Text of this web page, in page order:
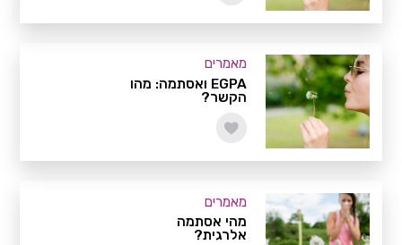
מאמרים
EGPA ואסתמה: מהו
הקשר?
מאמרים
מהי אסתמה
אלרגית?